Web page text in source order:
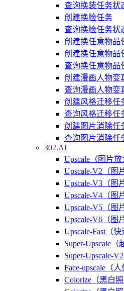
查询换装任务状
创建换脸任务
查询换脸任务状
创建换任意物品
创建换任意物品
查询换任意物品
创建漫画人物变
查询漫画人物变
创建风格迁移任
查询风格迁移任
创建图片消除任
查询图片消除任
302.AI
Upscale（图片放
Upscale-V2（图
Upscale-V3（图
Upscale-V4（图
Upscale-V5（图
Upscale-V6（图
Upscale-Fast（
Super-Upscale（
Super-Upscale-
Face-upscale（
Colorize（黑白照